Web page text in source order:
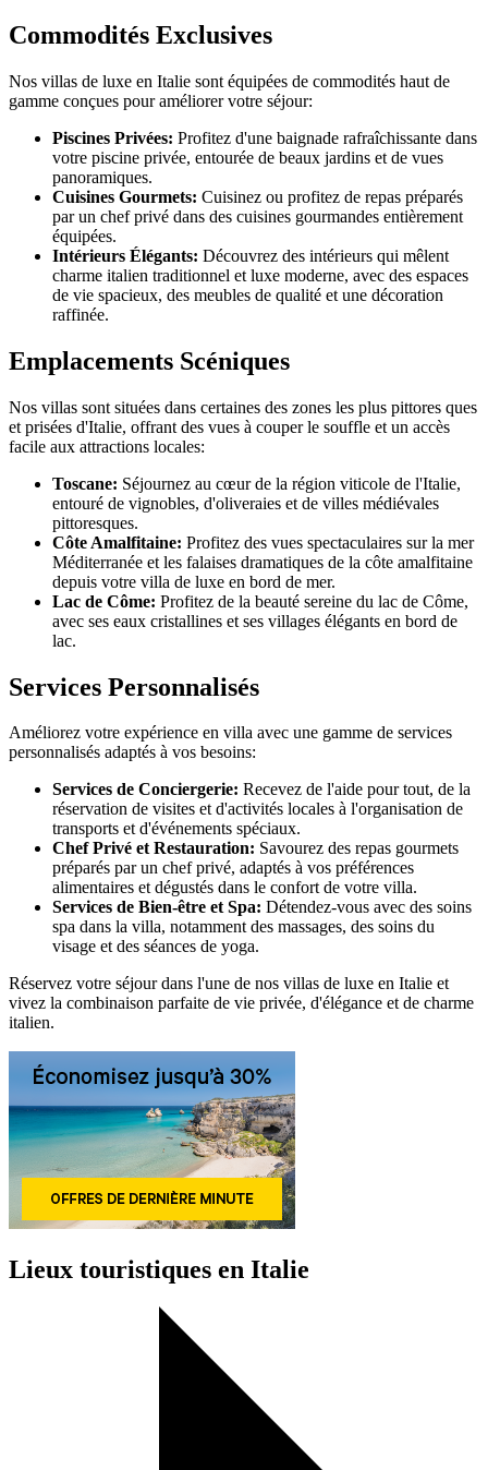
Commodités Exclusives
Nos villas de luxe en Italie sont équipées de commodités haut de
gamme conçues pour améliorer votre séjour:
Piscines Privées: Profitez d'une baignade rafraîchissante dans
votre piscine privée, entourée de beaux jardins et de vues
panoramiques.
Cuisines Gourmets: Cuisinez ou profitez de repas préparés
par un chef privé dans des cuisines gourmandes entièrement
équipées.
Intérieurs Élégants: Découvrez des intérieurs qui mêlent
charme italien traditionnel et luxe moderne, avec des espaces
de vie spacieux, des meubles de qualité et une décoration
raffinée.
Emplacements Scéniques
Nos villas sont situées dans certaines des zones les plus pittores ques
et prisées d'Italie, offrant des vues à couper le souffle et un accès
facile aux attractions locales:
Toscane: Séjournez au cœur de la région viticole de l'Italie,
entouré de vignobles, d'oliveraies et de villes médiévales
pittoresques.
Côte Amalfitaine: Profitez des vues spectaculaires sur la mer
Méditerranée et les falaises dramatiques de la côte amalfitaine
depuis votre villa de luxe en bord de mer.
Lac de Côme: Profitez de la beauté sereine du lac de Côme,
avec ses eaux cristallines et ses villages élégants en bord de
lac.
Services Personnalisés
Améliorez votre expérience en villa avec une gamme de services
personnalisés adaptés à vos besoins:
Services de Conciergerie: Recevez de l'aide pour tout, de la
réservation de visites et d'activités locales à l'organisation de
transports et d'événements spéciaux.
Chef Privé et Restauration: Savourez des repas gourmets
préparés par un chef privé, adaptés à vos préférences
alimentaires et dégustés dans le confort de votre villa.
Services de Bien-être et Spa: Détendez-vous avec des soins
spa dans la villa, notamment des massages, des soins du
visage et des séances de yoga.
Réservez votre séjour dans l'une de nos villas de luxe en Italie et
vivez la combinaison parfaite de vie privée, d'élégance et de charme
italien.
Lieux touristiques en Italie